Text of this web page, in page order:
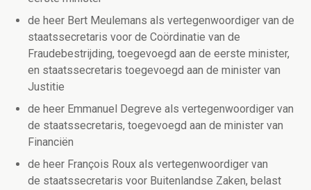
de heer Bert Meulemans als vertegenwoordiger van de
staatssecretaris voor de Coördinatie van de
Fraudebestrijding, toegevoegd aan de eerste minister,
en staatssecretaris toegevoegd aan de minister van
Justitie
de heer Emmanuel Degreve als vertegenwoordiger van
de staatssecretaris, toegevoegd aan de minister van
Financiën
de heer François Roux als vertegenwoordiger van
de staatssecretaris voor Buitenlandse Zaken, belast